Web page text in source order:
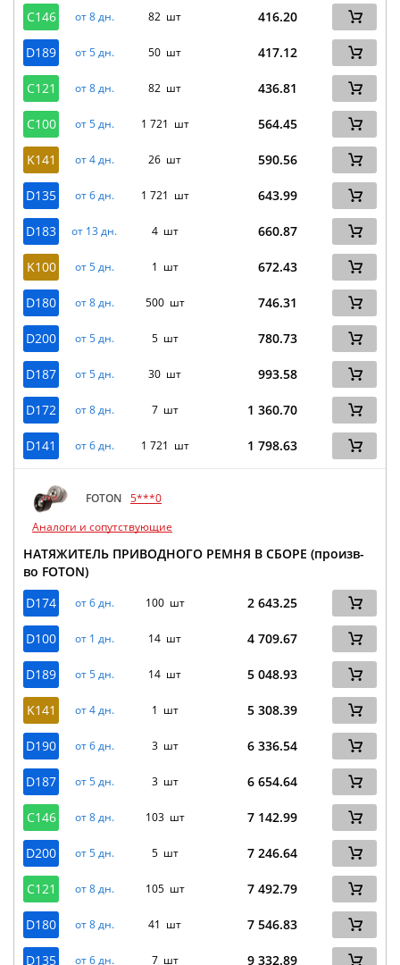
C146 от 8 дн. 82 шт 416.20
D189 от 5 дн. 50 шт 417.12
C121 от 8 дн. 82 шт 436.81
C100 от 5 дн. 1 721 шт 564.45
K141 от 4 дн. 26 шт 590.56
D135 от 6 дн. 1 721 шт 643.99
D183 от 13 дн. 4 шт 660.87
K100 от 5 дн. 1 шт 672.43
D180 от 8 дн. 500 шт 746.31
D200 от 5 дн. 5 шт 780.73
D187 от 5 дн. 30 шт 993.58
D172 от 8 дн. 7 шт 1 360.70
D141 от 6 дн. 1 721 шт 1 798.63
FOTON 5***0
Аналоги и сопутствующие
НАТЯЖИТЕЛЬ ПРИВОДНОГО РЕМНЯ В СБОРЕ (произв-
во FOTON)
D174
от 6 дн. 100 шт 2 643.25
D100 от 1 дн. 14 шт 4 709.67
D189 от 5 дн. 14 шт 5 048.93
K141 от 4 дн. 1 шт 5 308.39
D190 от 6 дн. 3 шт 6 336.54
D187 от 5 дн. 3 шт 6 654.64
C146 от 8 дн. 103 шт 7 142.99
D200 от 5 дн. 5 шт 7 246.64
C121 от 8 дн. 105 шт 7 492.79
D180 от 8 дн. 41 шт 7 546.83
D135 от 6 дн. 7 шт 9 332.89